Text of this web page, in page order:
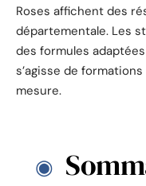
Roses affichent des
départementale. Les
des formules
s’agisse de
mesure.